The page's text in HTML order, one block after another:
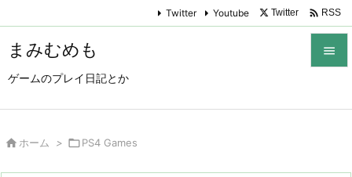
まみむめも
ゲームのプレイ日記とか

Twitter Youtube Twitter  RSS
 ホーム > PS4 Games